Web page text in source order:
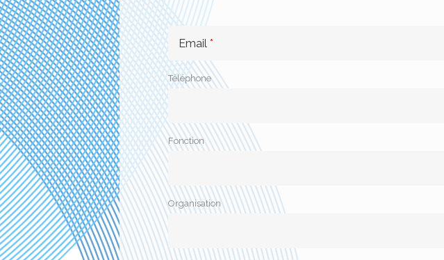
Email *
Téléphone
Fonction
Organisation